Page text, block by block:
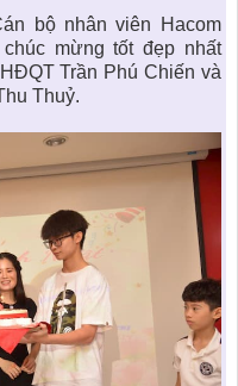
bộ nhân viên Hacom
mừng tốt đẹp nhất
Trần Phú Chiến và
Thuỷ.